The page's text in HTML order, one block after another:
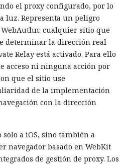
el proxy configurado, por lo
luz. Representa un peligro
cualquier sitio que
determinar la dirección real
Relay está activado. Para ello
acceso ni ninguna acción por
que el sitio use
de la implementación
con la dirección
a iOS, sino también a
navegador basado en WebKit
de gestión de proxy. Los